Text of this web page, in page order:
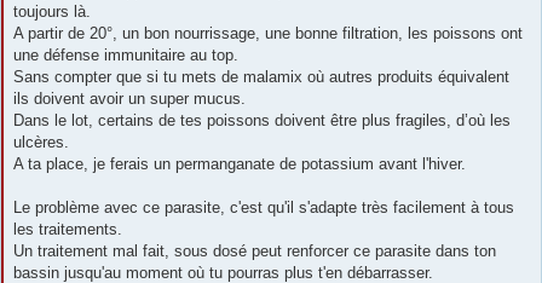
toujours là.
A partir de 20°, un bon nourrissage, une bonne filtration, les poissons ont
une défense immunitaire au top.
Sans compter que si tu mets de malamix où autres produits équivalent
ils doivent avoir un super mucus.
Dans le lot, certains de tes poissons doivent être plus fragiles, d’où les
ulcères.
A ta place, je ferais un permanganate de potassium avant l'hiver.
Le problème avec ce parasite, c'est qu'il s'adapte très facilement à tous
les traitements.
Un traitement mal fait, sous dosé peut renforcer ce parasite dans ton
bassin jusqu'au moment où tu pourras plus t'en débarrasser.